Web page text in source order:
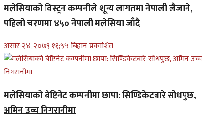
मलेसियाको विस्ट्रन कम्पनीले शून्य लागतमा नेपाली लैजाने,
पहिलो चरणमा ४५० नेपाली मलेसिया जाँदै
असार २४, २०७९ ११;५५ बिहान प्रकाशित
मलेसियाको बेष्टिनेट कम्पनीमा छापा: सिण्डिकेटबारे सोधपुछ,
अमिन उच्च निगरानीमा